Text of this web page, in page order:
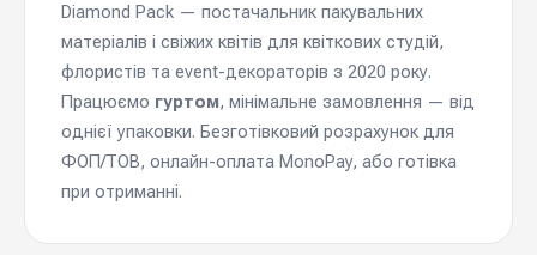
Diamond Pack — постачальник пакувальних
матеріалів і свіжих квітів для квіткових студій,
флористів та event-декораторів з 2020 року.
Працюємо гуртом, мінімальне замовлення — від
однієї упаковки. Безготівковий розрахунок для
ФОП/ТОВ, онлайн-оплата MonoPay, або готівка
при отриманні.